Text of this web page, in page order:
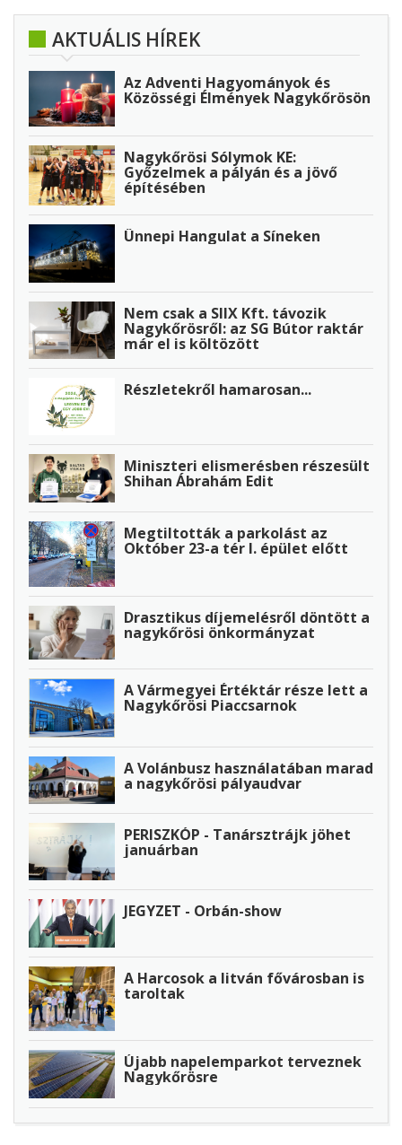
AKTUÁLIS HÍREK
Az Adventi Hagyományok és
Közösségi Élmények Nagykőrösön
Nagykőrösi Sólymok KE:
Győzelmek a pályán és a jövő
építésében
Ünnepi Hangulat a Síneken
Nem csak a SIIX Kft. távozik
Nagykőrösről: az SG Bútor raktár
már el is költözött
Részletekről hamarosan...
Miniszteri elismerésben részesült
Shihan Ábrahám Edit
Megtiltották a parkolást az
Október 23-a tér I. épület előtt
Drasztikus díjemelésről döntött a
nagykőrösi önkormányzat
A Vármegyei Értéktár része lett a
Nagykőrösi Piaccsarnok
A Volánbusz használatában marad
a nagykőrösi pályaudvar
PERISZKÓP - Tanársztrájk jöhet
januárban
JEGYZET - Orbán-show
A Harcosok a litván fővárosban is
taroltak
Újabb napelemparkot terveznek
Nagykőrösre